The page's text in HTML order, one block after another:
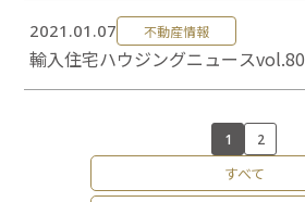
2021.01.07 不動産情報
輸入住宅ハウジングニュースvol.80
1 2
すべて